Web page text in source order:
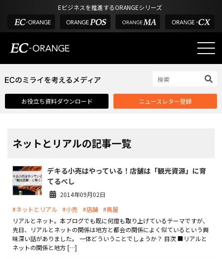
Eビジネスを推進するORANGEシリーズ
選ばれる理由
課題解決例
外部サービス連携
インフラ環境・サポート
費用
製品
特長
お役立ち資料ダウンロード ニュースレター登録
ネットとリアルの記事一覧
デキる小売はやっている！店舗は「観光資源」に育
てるべし
2014年09月02日
#ネットとリアル
#小売 #店舗 #蔦屋
リアルとネット。本ブログでも既に何度も取り上げているテーマですが、
先日、リアルとネットの関係は地方と都会の関係によく似ているという興
味深い話がありました。 一体どういうことでしょうか？ 目次 ■リアルと
ネットの関係と地方 […]